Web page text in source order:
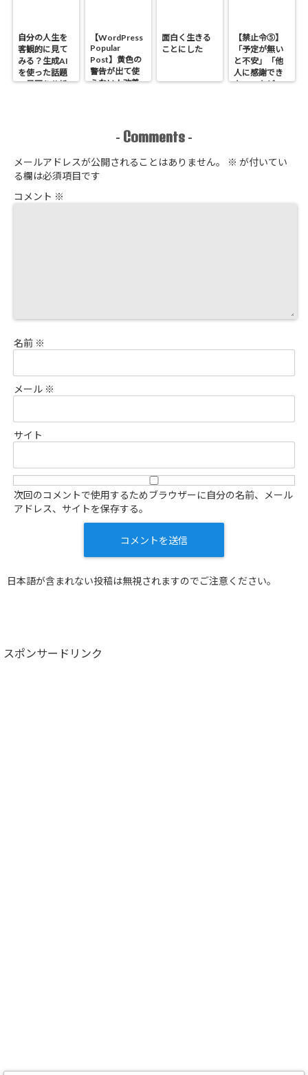
自分の人生を
客観的に見て
みる？生成AI
を使った話題
の星回り分析
【WordPress
Popular
Post】黄色の
警告が出て使
えない！改善
面白く生きる
ことにした
【禁止令⑤】
「予定が無い
と不安」「他
人に感謝でき
ない」などの
- Comments -
メールアドレスが公開されることはありません。 ※ が付いてい
る欄は必須項目です
コメント ※
名前 ※
メール ※
サイト
次回のコメントで使用するためブラウザーに自分の名前、メール
アドレス、サイトを保存する。
日本語が含まれない投稿は無視されますのでご注意ください。
スポンサードリンク